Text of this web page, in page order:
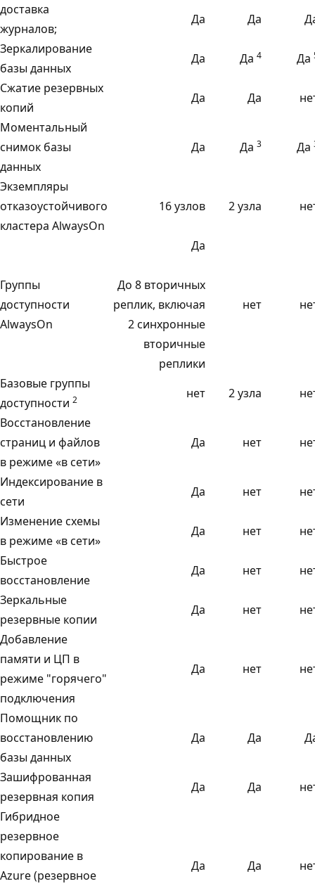
доставка
журналов;
Да Да
Зеркалирование
базы данных
Да Да 4 Да
Сжатие резервных
копий
Да Да
Моментальный
снимок базы
данных
Да Да 3 Да
Экземпляры
отказоустойчивого
кластера AlwaysOn
16 узлов 2 узла
Группы
доступности
AlwaysOn
Да
До 8 вторичных
реплик, включая
2 синхронные
вторичные
реплики
нет
Базовые группы
доступности 2 нет 2 узла
Восстановление
страниц и файлов
в режиме «в сети»
Да нет
Индексирование в
сети
Да нет
Изменение схемы
в режиме «в сети»
Да нет
Быстрое
восстановление
Да нет
Зеркальные
резервные копии
Да нет
Добавление
памяти и ЦП в
режиме "горячего"
подключения
Да нет
Помощник по
восстановлению
базы данных
Да Да
Зашифрованная
резервная копия
Да Да
Гибридное
резервное
копирование в
Azure (резервное
Да Да